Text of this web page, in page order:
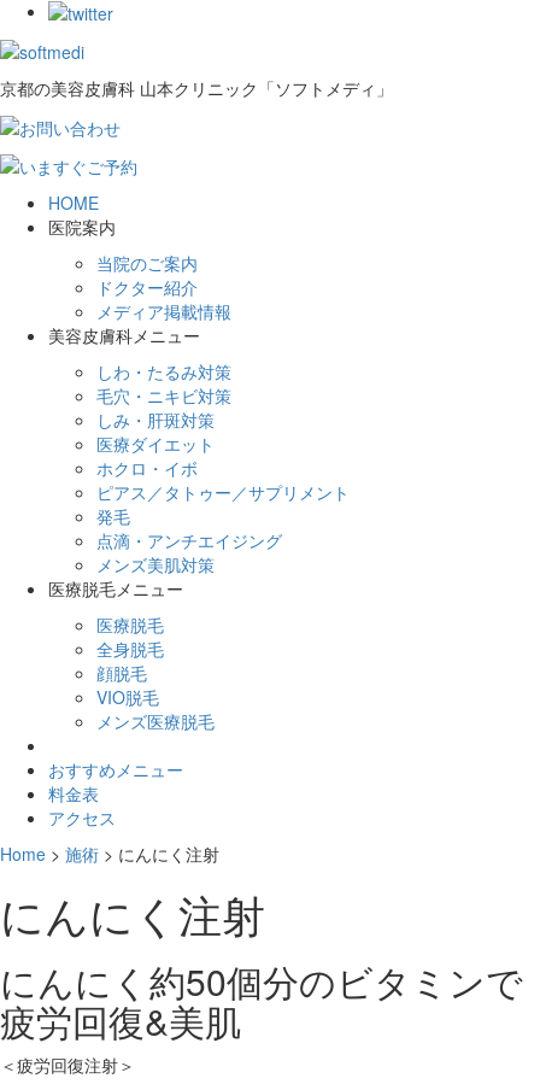
京都の美容皮膚科 山本クリニック「ソフトメディ」
HOME
医院案内
当院のご案内
ドクター紹介
メディア掲載情報
美容皮膚科メニュー
しわ・たるみ対策
毛穴・ニキビ対策
しみ・肝斑対策
医療ダイエット
ホクロ・イボ
ピアス／タトゥー／サプリメント
発毛
点滴・アンチエイジング
メンズ美肌対策
医療脱毛メニュー
医療脱毛
全身脱毛
顔脱毛
VIO脱毛
メンズ医療脱毛
おすすめメニュー
料金表
アクセス
Home > 施術 > にんにく注射
にんにく注射
にんにく約50個分のビタミンで
疲労回復&美肌
＜疲労回復注射＞